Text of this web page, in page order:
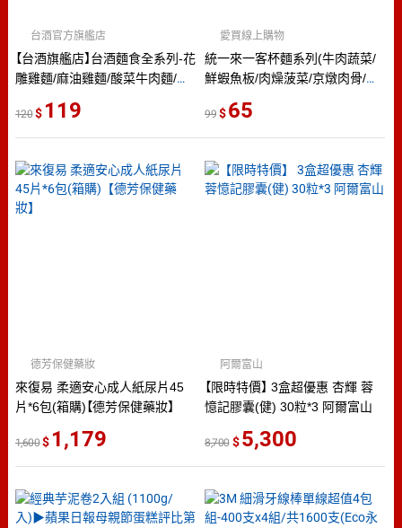
【台酒旗艦店】台酒麵食全系列-花
雕雞麵/麻油雞麵/酸菜牛肉麵/酒
等(袋裝) 泡麵 拌麵
台酒官方旗艦店
120 119
統一來一客杯麵系列(牛肉蔬菜/
鮮蝦魚板/肉燥菠菜/京燉肉骨/韓
愛買線上購物
99 65
來復易 柔適安心成人紙尿片45
片*6包(箱購)【德芳保健藥妝】
德芳保健藥妝
1,600 1,179
【限時特價】 3盒超優惠 杏輝 蓉
憶記膠囊(健) 30粒*3 阿爾富山
阿爾富山
8,700 5,300